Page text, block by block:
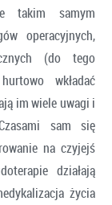
takim samym
operacyjnych,
(do tego
wkładać
im wiele uwagi i
sam się
na czyjejś
działają
życia